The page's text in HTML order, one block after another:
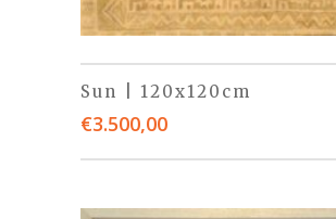
Sun | 120x120cm
€3.500,00